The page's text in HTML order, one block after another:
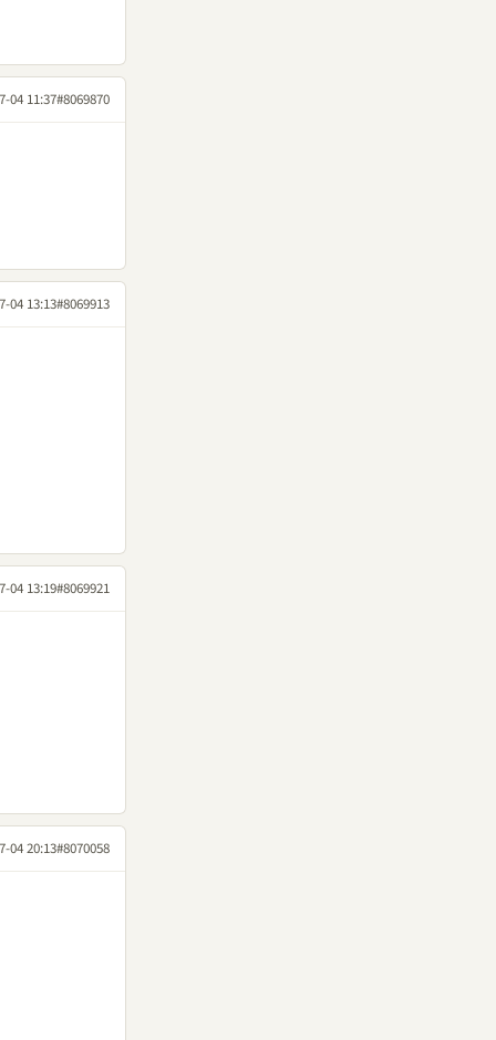
04 11:37#8069870
04 13:13#8069913
04 13:19#8069921
04 20:13#8070058